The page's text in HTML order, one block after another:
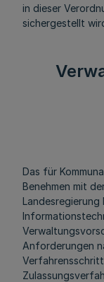
in dieser
sichergestellt
Das für
Benehmen mit
Anforderungen